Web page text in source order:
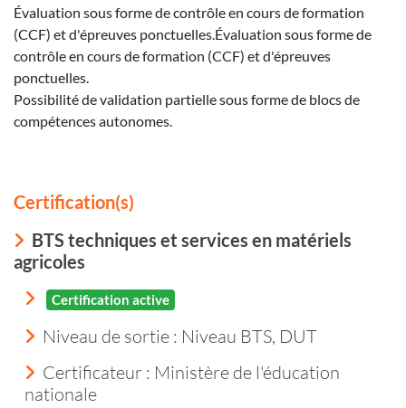
Évaluation sous forme de contrôle en cours de formation
(CCF) et d'épreuves ponctuelles.Évaluation sous forme de
contrôle en cours de formation (CCF) et d'épreuves
ponctuelles.
Possibilité de validation partielle sous forme de blocs de
compétences autonomes.
Certification(s)
BTS techniques et services en matériels
agricoles
Certification active
Niveau de sortie : Niveau BTS, DUT
Certificateur : Ministère de l'éducation
nationale